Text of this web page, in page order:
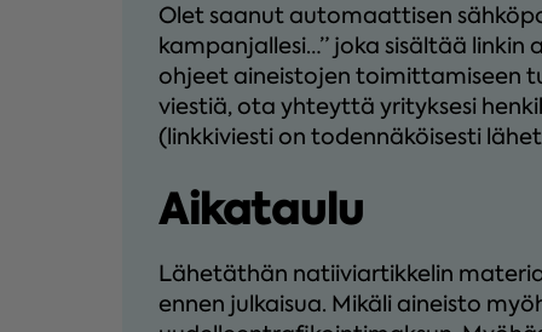
Olet saanut automaattisen
kampanjallesi…” joka sisältää
ohjeet aineistojen toimittamiseen
viestiä, ota yhteyttä yrityksesi
(linkkiviesti on todennäköisesti
Aikataulu
Lähetäthän natiiviartikkelin
ennen julkaisua. Mikäli aineisto